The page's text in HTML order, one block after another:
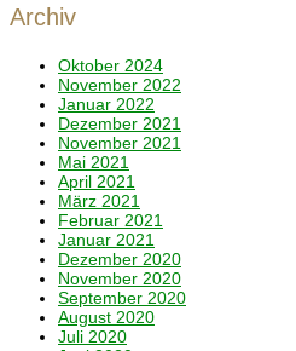
Archiv
Oktober 2024
November 2022
Januar 2022
Dezember 2021
November 2021
Mai 2021
April 2021
März 2021
Februar 2021
Januar 2021
Dezember 2020
November 2020
September 2020
August 2020
Juli 2020